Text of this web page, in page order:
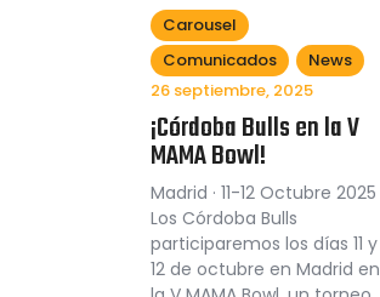
Carousel
Comunicados
News
26 septiembre, 2025
¡Córdoba Bulls en la V
MAMA Bowl!
Madrid · 11-12 Octubre 2025
Los Córdoba Bulls
participaremos los días 11 y
12 de octubre en Madrid en